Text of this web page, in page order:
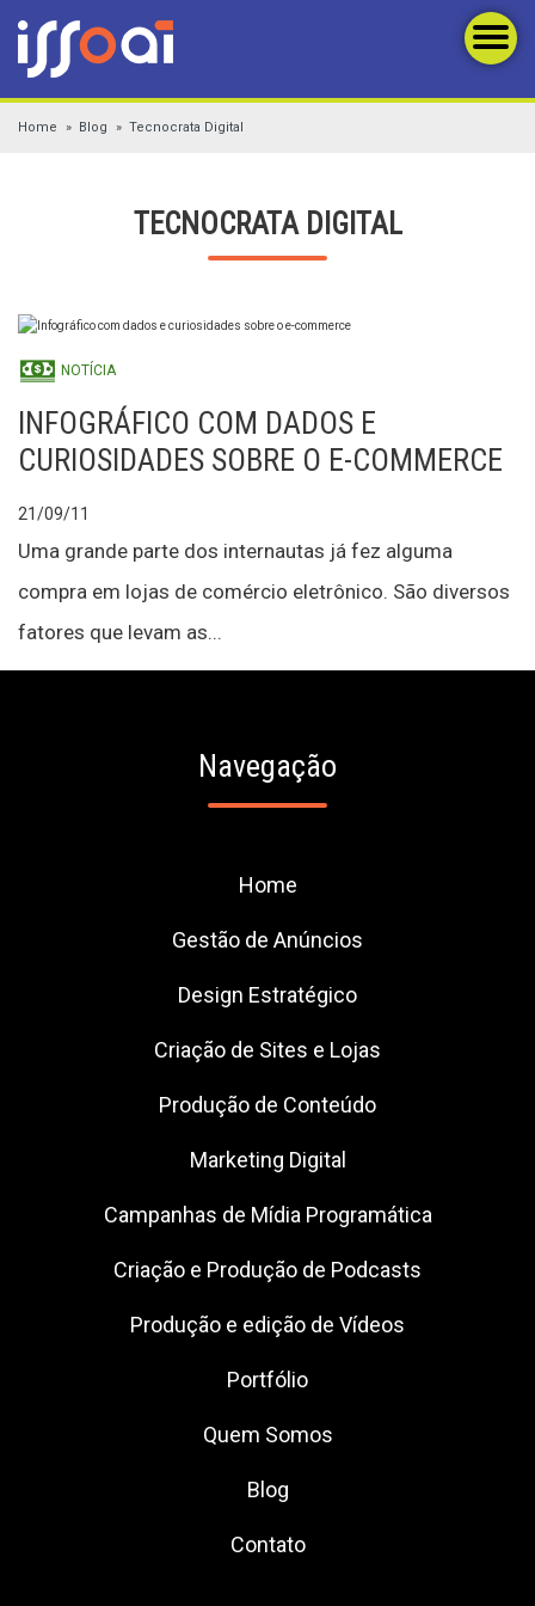
Home Blog Tecnocrata Digital
TECNOCRATA DIGITAL
NOTÍCIA
INFOGRÁFICO COM DADOS E
CURIOSIDADES SOBRE O E-COMMERCE
21/09/11
Uma grande parte dos internautas já fez alguma
compra em lojas de comércio eletrônico. São diversos
fatores que levam as...
Navegação
Home
Gestão de Anúncios
Design Estratégico
Criação de Sites e Lojas
Produção de Conteúdo
Marketing Digital
Campanhas de Mídia Programática
Criação e Produção de Podcasts
Produção e edição de Vídeos
Portfólio
Quem Somos
Blog
Contato